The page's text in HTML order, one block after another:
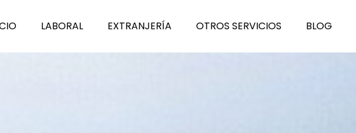
LABORAL EXTRANJERÍA OTROS SERVICIOS BLOG